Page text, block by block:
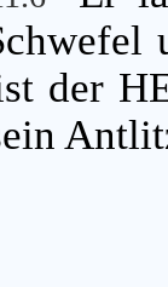
der